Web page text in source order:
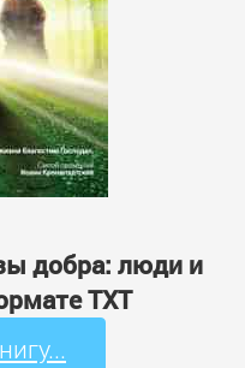
добра: люди и
TXT